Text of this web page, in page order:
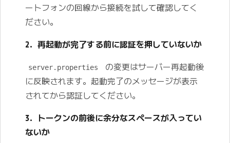
ートフォンの回線から接続を試して確認してく
ださい。
2. 再起動が完了する前に認証を押していないか
server.properties
の変更はサーバー再起動後
に反映されます。起動完了のメッセージが表示
されてから認証してください。
3. トークンの前後に余分なスペースが入ってい
ないか